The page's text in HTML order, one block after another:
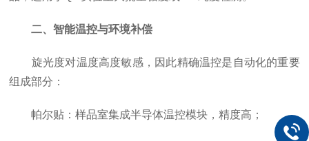
二、智能温控与环境补偿
旋光度对温度高度敏感，因此精确温控是自动化的重要
组成部分：
帕尔贴：样品室集成半导体温控模块，精度高；